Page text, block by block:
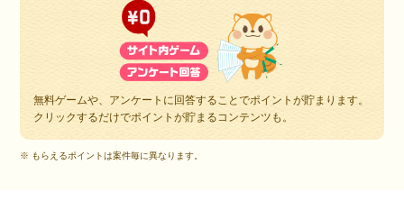
無料ゲームや、アンケートに回答することでポイントが貯まります。
クリックするだけでポイントが貯まるコンテンツも。
※ もらえるポイントは案件毎に異なります。